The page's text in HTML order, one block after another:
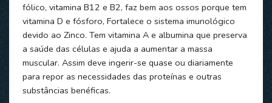
fólico, vitamina B12 e B2, faz bem aos ossos porque tem
vitamina D e fósforo, Fortalece o sistema imunológico
devido ao Zinco. Tem vitamina A e albumina que preserva
a saúde das células e ajuda a aumentar a massa
muscular. Assim deve ingerir-se quase ou diariamente
para repor as necessidades das proteínas e outras
substâncias benéficas.